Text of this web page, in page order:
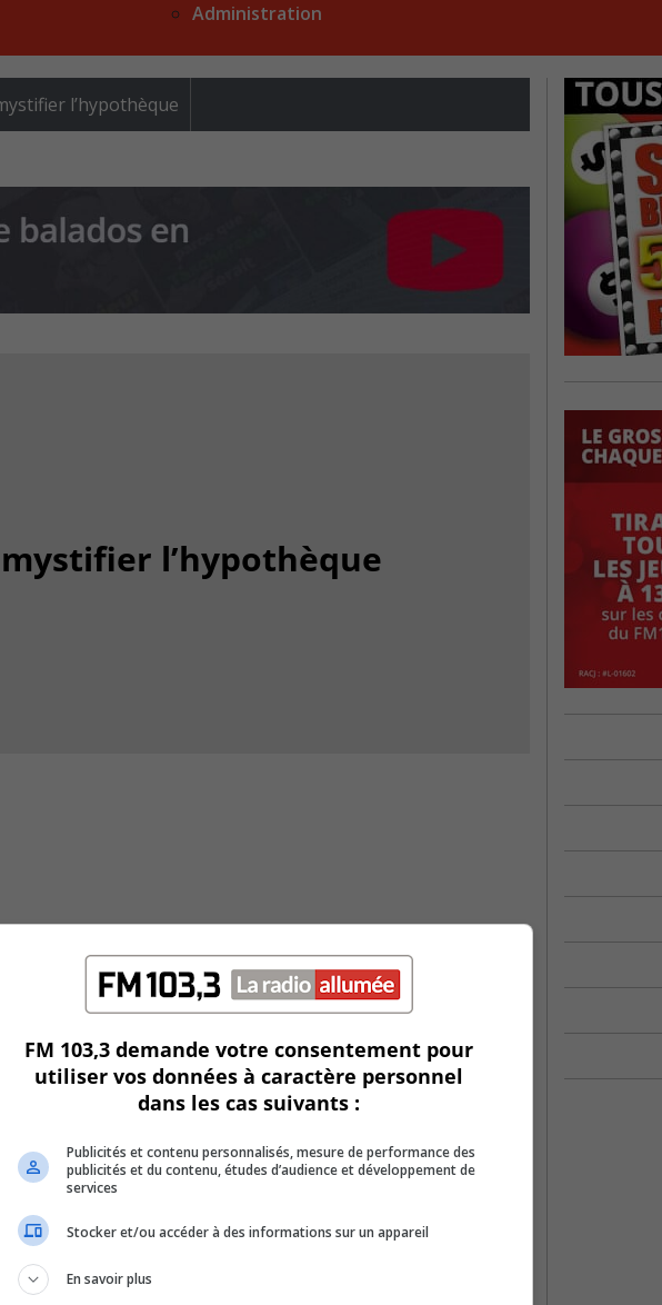
Administration
l’hypothèque
l’hypothèque
FM 103,3 demande votre consentement pour
utiliser vos données à caractère personnel
dans les cas suivants :
Publicités et contenu personnalisés, mesure de performance des
publicités et du contenu, études d’audience et développement de
services
Stocker et/ou accéder à des informations sur un appareil
En savoir plus